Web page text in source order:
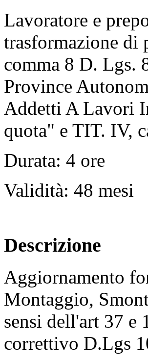
Lavoratore e
trasformazione di
comma 8 D. Lgs.
Province
Addetti A Lavori
quota" e TIT. IV,
Durata: 4 ore
Validità: 48 mesi
Descrizione
Aggiornamento
Montaggio,
sensi dell'art 37
correttivo D.Lgs